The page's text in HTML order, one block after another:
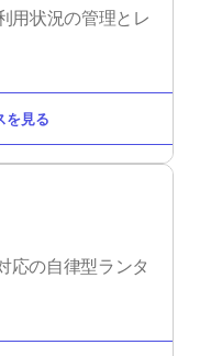
用状況の管理とレ
を見る
応の自律型ランタ